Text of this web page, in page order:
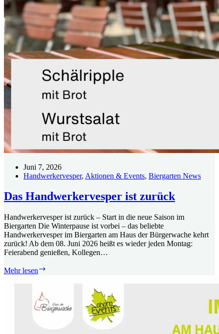
Juni 7, 2026
Handwerkervesper, Aktionen & Events, Biergarten News
Das Handwerkervesper ist zurück
Handwerkervesper ist zurück – Start in die neue Saison im
Biergarten Die Winterpause ist vorbei – das beliebte
Handwerkervesper im Biergarten am Haus der Bürgerwache kehrt
zurück! Ab dem 08. Juni 2026 heißt es wieder jeden Montag:
Feierabend genießen, Kollegen…
Mehr lesen